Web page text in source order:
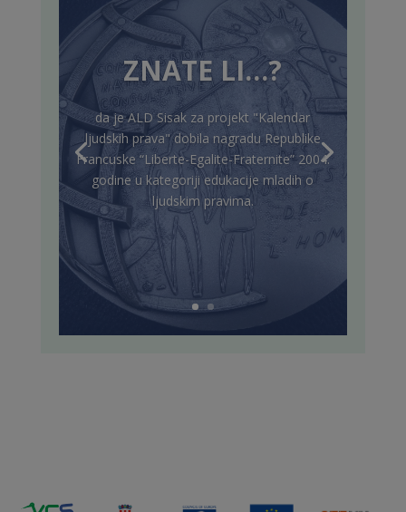
ZNATE LI…?
da je ALD Sisak za projekt "Kalendar
ljudskih prava" dobila nagradu Republike
Francuske “Liberte-Egalite-Fraternite” 2004.
godine u kategoriji edukacije mladih o
ljudskim pravima.